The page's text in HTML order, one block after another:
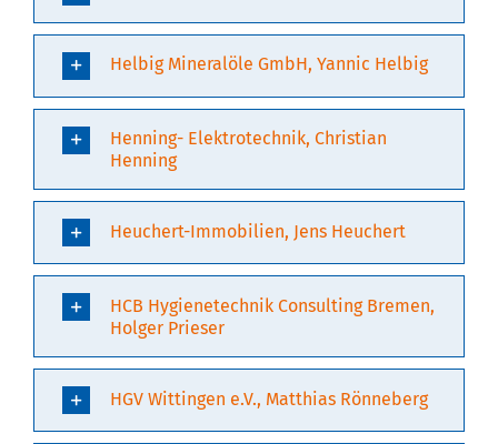
Helbig Mineralöle GmbH, Yannic Helbig
Henning- Elektrotechnik, Christian
Henning
Heuchert-Immobilien, Jens Heuchert
HCB Hygienetechnik Consulting Bremen,
Holger Prieser
HGV Wittingen e.V., Matthias Rönneberg